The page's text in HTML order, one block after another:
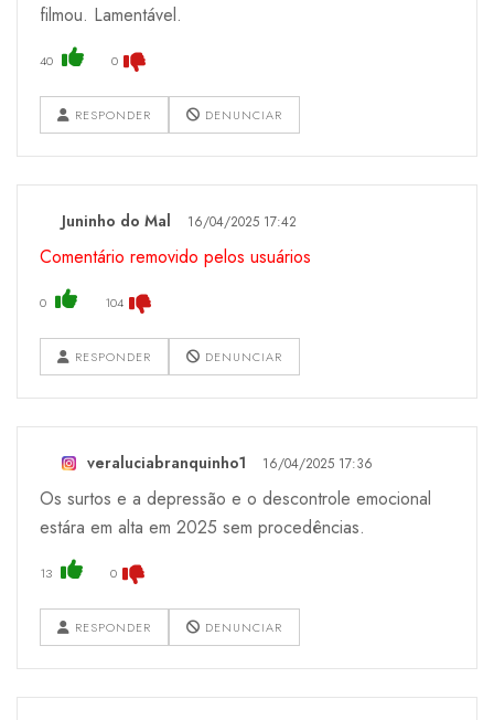
filmou. Lamentável.
40 0
RESPONDER DENUNCIAR
Juninho do Mal 16/04/2025 17:42
Comentário removido pelos usuários
0 104
RESPONDER DENUNCIAR
veraluciabranquinho1 16/04/2025 17:36
Os surtos e a depressão e o descontrole emocional
estára em alta em 2025 sem procedências.
13 0
RESPONDER DENUNCIAR